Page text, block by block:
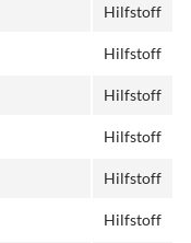
Hilfstoff
Hilfstoff
Hilfstoff
Hilfstoff
Hilfstoff
Hilfstoff